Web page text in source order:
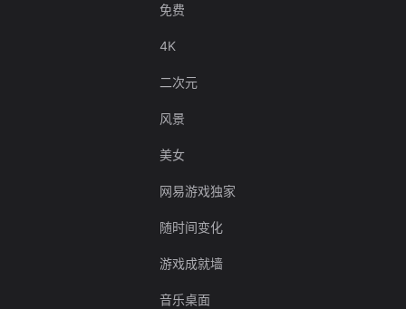
免费
4K
二次元
风景
美女
网易游戏独家
随时间变化
游戏成就墙
音乐桌面